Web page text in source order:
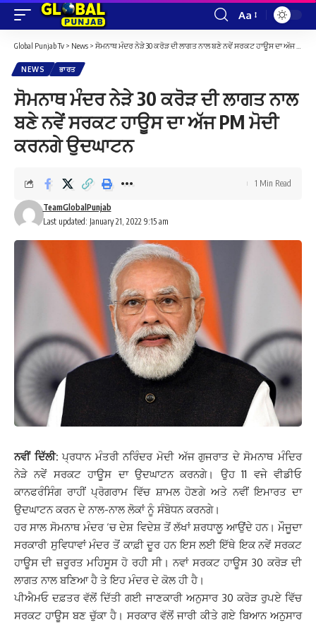
Font
Resizer
Aa
Global Punjab Tv > News > ਸੋਮਨਾਥ ਮੰਦਰ ਨੇੜੇ 30 ਕਰੋੜ ਦੀ ਲਾਗਤ ਨਾਲ ਬਣੇ ਨਵੇਂ ਸਰਕਟ ਹਾਊਸ ਦਾ ਅੱਜ PM ਮੋਦੀ ਕਰਨਗੇ ਉਦਘਾਟਨ
NEWS ਭਾਰਤ
ਸੋਮਨਾਥ ਮੰਦਰ ਨੇੜੇ 30 ਕਰੋੜ ਦੀ ਲਾਗਤ ਨਾਲ
ਬਣੇ ਨਵੇਂ ਸਰਕਟ ਹਾਊਸ ਦਾ ਅੱਜ PM ਮੋਦੀ
ਕਰਨਗੇ ਉਦਘਾਟਨ
Last updated: January 21, 2022 9:15 am
TeamGlobalPunjab
1 Min Read
ਨਵੀਂ ਦਿੱਲੀ:ਪ੍ਰਧਾਨ ਮੰਤਰੀ ਨਰਿੰਦਰ ਮੋਦੀ ਅੱਜ ਗੁਜਰਾਤ ਦੇ ਸੋਮਨਾਥ ਮੰਦਿਰ
ਨੇੜੇ ਨਵੇਂ ਸਰਕਟ ਹਾਊਸ ਦਾ ਉਦਘਾਟਨ ਕਰਨਗੇ। ਉਹ 11 ਵਜੇ ਵੀਡੀਓ
ਕਾਨਫਰੰਸਿੰਗ ਰਾਹੀਂ ਪ੍ਰੋਗਰਾਮ ਵਿੱਚ ਸ਼ਾਮਲ ਹੋਣਗੇ ਅਤੇ ਨਵੀਂ ਇਮਾਰਤ ਦਾ
ਉਦਘਾਟਨ ਕਰਨ ਦੇ ਨਾਲ-ਨਾਲ ਲੋਕਾਂ ਨੂੰ ਸੰਬੋਧਨ ਕਰਨਗੇ।
ਹਰ ਸਾਲ ਸੋਮਨਾਥ ਮੰਦਰ ‘ਚ ਦੇਸ਼ ਵਿਦੇਸ਼ ਤੋਂ ਲੱਖਾਂ ਸ਼ਰਧਾਲੂ ਆਉਂਦੇ ਹਨ। ਮੌਜੂਦਾ
ਸਰਕਾਰੀ ਸੁਵਿਧਾਵਾਂ ਮੰਦਰ ਤੋਂ ਕਾਫ਼ੀ ਦੂਰ ਹਨ ਇਸ ਲਈ ਇੱਥੇ ਇਕ ਨਵੇਂ ਸਰਕਟ
ਹਾਊਸ ਦੀ ਜ਼ਰੂਰਤ ਮਹਿਸੂਸ ਹੋ ਰਹੀ ਸੀ। ਨਵਾਂ ਸਰਕਟ ਹਾਊਸ 30 ਕਰੋੜਦੀ
ਲਾਗਤ ਨਾਲ ਬਣਿਆ ਹੈ ਤੇ ਇਹ ਮੰਦਰ ਦੇ ਕੋਲ ਹੀ ਹੈ।
ਪੀਐਮਓ ਦਫ਼ਤਰ ਵੱਲੋਂ ਦਿੱਤੀ ਗਈ ਜਾਣਕਾਰੀ ਅਨੁਸਾਰ 30 ਕਰੋੜ ਰੁਪਏ ਵਿੱਚ
ਸਰਕਟ ਹਾਊਸ ਬਣ ਚੁੱਕਾ ਹੈ। ਸਰਕਾਰ ਵੱਲੋਂ ਜਾਰੀ ਕੀਤੇ ਗਏ ਬਿਆਨ ਅਨੁਸਾਰ